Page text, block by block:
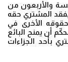
والأربعون من
يفقد المشتري حقه
الأخرى في
أن يمنح البائع
بأحد الجزاءات